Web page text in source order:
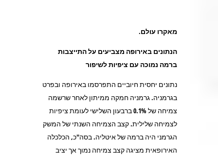
מאקרו עולם.
הנתונים באירופה מצביעים על התייצבות
ברמה נמוכה עם ציפיות לשיפור
נתונים יחסית חיוביים התפרסמו באירופה ובפרט
בגרמניה. גרמניה חמקה ממיתון לאחר שרשמה
צמיחה של 0.1% ברבעון השלישי לעומת ציפיות
לצמיחה שלילית. קצב הצמיחה השנתי של המשק
הגרמני היה ברמה של איטליה. בסה"כ, הכלכלה
האירופאית מציגה קצב צמיחה נמוך אך יציב